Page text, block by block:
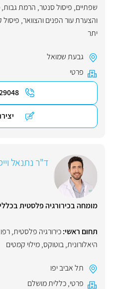
שפתיים, פיסול סנטר, הרמת גבות,
והצערת עור הפנים והצוואר,
יתר
גבעת שמואל
פרטי
ד"ר נתנאל
מומחה בכירורגיה פלסטית
תחום ראשי:כירורגיה פלסטית,
היאלורונית,בוטוקס,מילוי קמטים
תל אביב יפו
פרטי,כללית מושלם